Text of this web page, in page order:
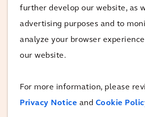
further develop our website, as
advertising purposes and to
analyze your browser
our website.
For more information, please
Privacy Notice and Cookie
wirklich genossen, an
großartigen Projekt zu
ermöglichte, alle Facetten
präsentieren.
Marijn Kunst
Project Manager